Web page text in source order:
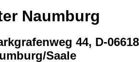
Naumburg
44, D-06618
Saale